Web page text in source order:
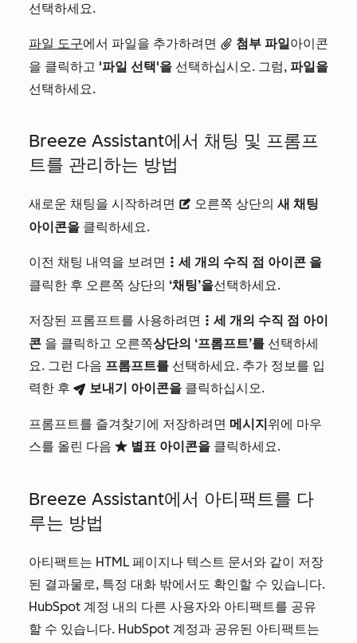
선택하세요.
파일 도구에서 파일을 추가하려면 attach 첨부 파일아이콘
을 클릭하고 '파일 선택'을 선택하십시오. 그럼, 파일을
선택하세요.
Breeze Assistant에서 채팅 및 프롬프
트를 관리하는 방법
새로운 채팅을 시작하려면 description 오른쪽 상단의 새 채팅
아이콘을 클릭하세요.
이전 채팅 내역을 보려면 verticalMenu 세 개의 수직 점 아이콘 을
클릭한 후 오른쪽 상단의 ‘채팅’을선택하세요.
저장된 프롬프트를 사용하려면 verticalMenu 세 개의 수직 점 아이
콘 을 클릭하고 오른쪽상단의 ‘프롬프트’를 선택하세
요. 그런 다음 프롬프트를 선택하세요. 추가 정보를 입
력한 후 breezeSendIcon 보내기 아이콘을 클릭하십시오.
프롬프트를 즐겨찾기에 저장하려면 메시지위에 마우
스를 올린 다음 favorite 별표 아이콘을 클릭하세요.
Breeze Assistant에서 아티팩트를 다
루는 방법
아티팩트는 HTML 페이지나 텍스트 문서와 같이 저장
된 결과물로, 특정 대화 밖에서도 확인할 수 있습니다.
HubSpot 계정 내의 다른 사용자와 아티팩트를 공유
할 수 있습니다. HubSpot 계정과 공유된 아티팩트는